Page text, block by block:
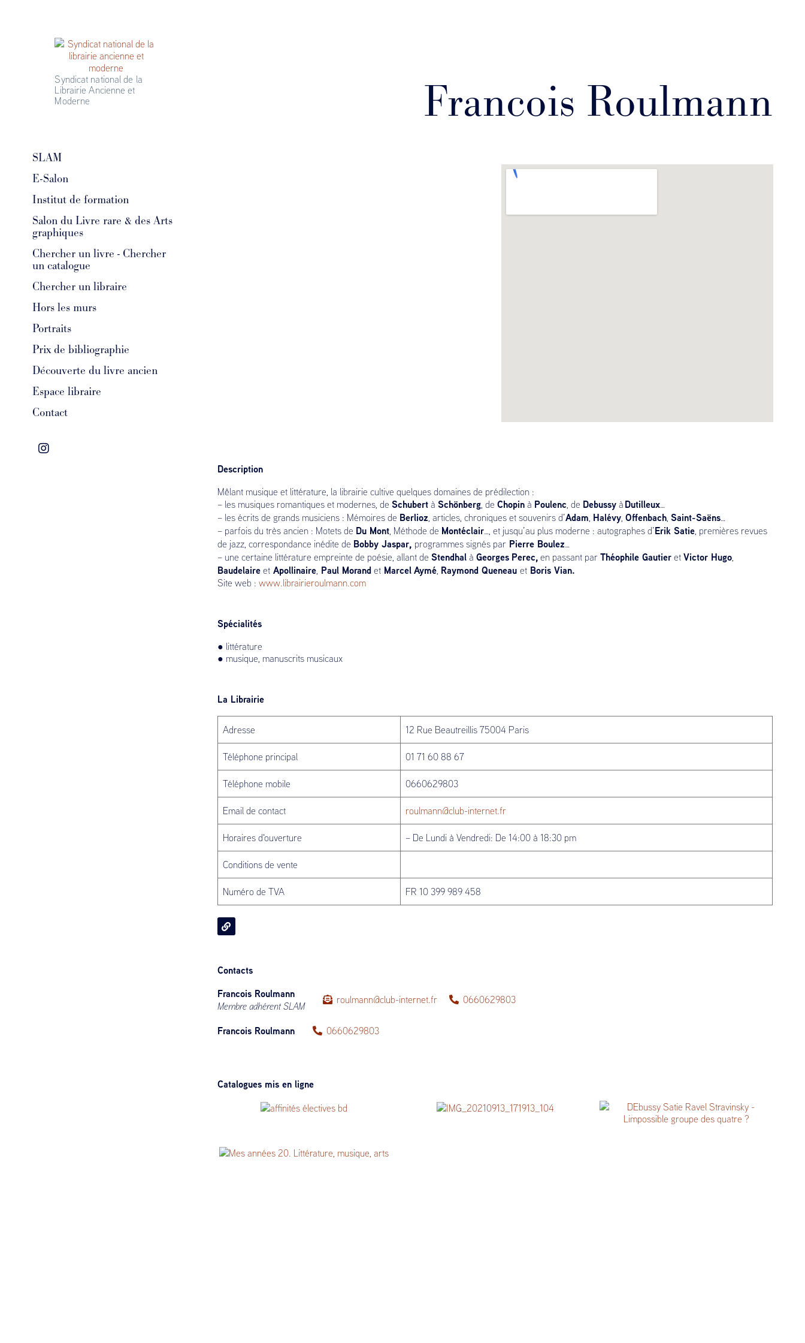
Syndicat national de la
Librairie Ancienne et
Moderne
SLAM
E-Salon
Institut de formation
Salon du Livre rare & des Arts
graphiques
Chercher un livre - Chercher
un catalogue
Chercher un libraire
Hors les murs
Portraits
Prix de bibliographie
Découverte du livre ancien
Espace libraire
Contact
Francois Roulmann
Description
Mêlant musique et littérature, la librairie cultive quelques domaines de prédilection :
– les musiques romantiques et modernes, de Schubertà Schönberg, de Chopinà Poulenc, de Debussyà Dutilleux…
– les écrits de grands musiciens : Mémoires de Berlioz, articles, chroniques et souvenirs d’Adam, Halévy, Offenbach, Saint-Saëns…
– parfois du très ancien : Motets de Du Mont, Méthode de Montéclair…, et jusqu’au plus moderne : autographes d’Erik Satie, premières revues
de jazz, correspondance inédite de Bobby Jaspar, programmes signés parPierre Boulez…
– une certaine littérature empreinte de poésie, allant de Stendhalà Georges Perec,en passant par Théophile Gautieret Victor Hugo,
BaudelaireetApollinaire, Paul MorandetMarcelAymé, Raymond Queneau etBoris Vian.
Site web : www.librairieroulmann.com
Spécialités
● littérature
● musique, manuscrits musicaux
La Librairie
Adresse 12 Rue Beautreillis 75004 Paris
Téléphone principal 01 71 60 88 67
Téléphone mobile 0660629803
Email de contact roulmann@club-internet.fr
Horaires d'ouverture – De Lundi à Vendredi: De 14:00 à 18:30 pm
Conditions de vente
Numéro de TVA FR 10 399 989 458
Contacts
Francois Roulmann
Membre adhérent SLAM
roulmann@club-internet.fr 0660629803
Francois Roulmann 0660629803
Catalogues mis en ligne
Debussy, Satie, Ravel, Stravinsky.